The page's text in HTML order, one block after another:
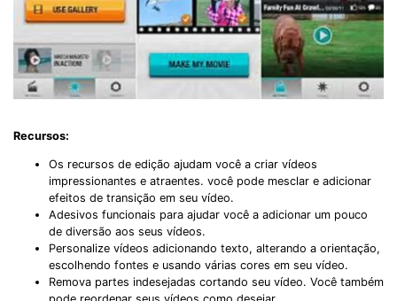
Recursos:
Os recursos de edição ajudam você a criar vídeos
impressionantes e atraentes. você pode mesclar e adicionar
efeitos de transição em seu vídeo.
Adesivos funcionais para ajudar você a adicionar um pouco
de diversão aos seus vídeos.
Personalize vídeos adicionando texto, alterando a orientação,
escolhendo fontes e usando várias cores em seu vídeo.
Remova partes indesejadas cortando seu vídeo. Você também